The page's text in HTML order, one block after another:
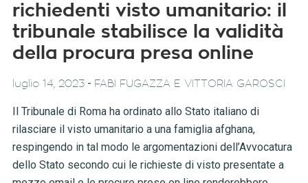
richiedenti visto umanitario: il
tribunale stabilisce la validità
della procura presa online
luglio 14, 2023- FABI FUGAZZA E VITTORIA GAROSCI
Il Tribunale di Roma ha ordinato allo Stato italiano di
rilasciare il visto umanitario a una famiglia afghana,
respingendo in tal modo le argomentazioni dell’Avvocatura
dello Stato secondo cui le richieste di visto presentate a